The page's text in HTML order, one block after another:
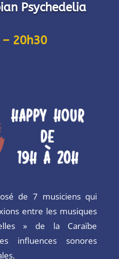
Psychedelia
20h30
de 7 musiciens qui
entre les musiques
» de la Caraïbe
influences sonores